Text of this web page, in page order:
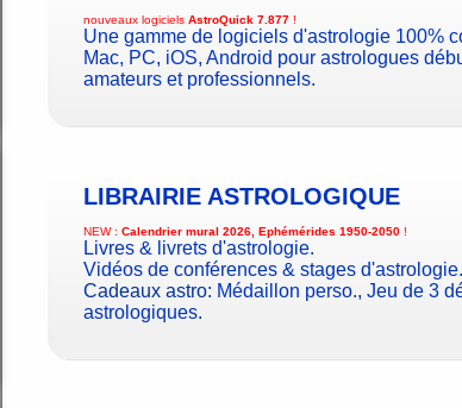
nouveaux logiciels AstroQuick 7.877 !
Une gamme de logiciels d'astrologie 100%
Mac, PC, iOS, Android pour astrologues
amateurs et professionnels.
LIBRAIRIE ASTROLOGIQUE
NEW : Calendrier mural 2026, Ephémérides 1950-2050 !
Livres & livrets d'astrologie.
Vidéos de conférences & stages d'astrologie.
Cadeaux astro: Médaillon perso., Jeu de 3
astrologiques.